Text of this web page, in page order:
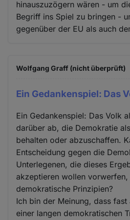
hinauszuzögern wären - um
Begriff ins Spiel zu bringen -
gegenüber der EU als auch
Wolfgang Graff (nicht überprüft)
Ein Gedankenspiel: Das
Ein Gedankenspiel: Das Volk
darüber ab, die Demokratie
behalten oder abzuschaffen.
Entscheidung gegen die
Unterlegenen, die dieses
akzeptieren wollen vorwerfen,
demokratische Prinzipien?
Ich bin der Meinung, dass fast
einer langen demokratischen